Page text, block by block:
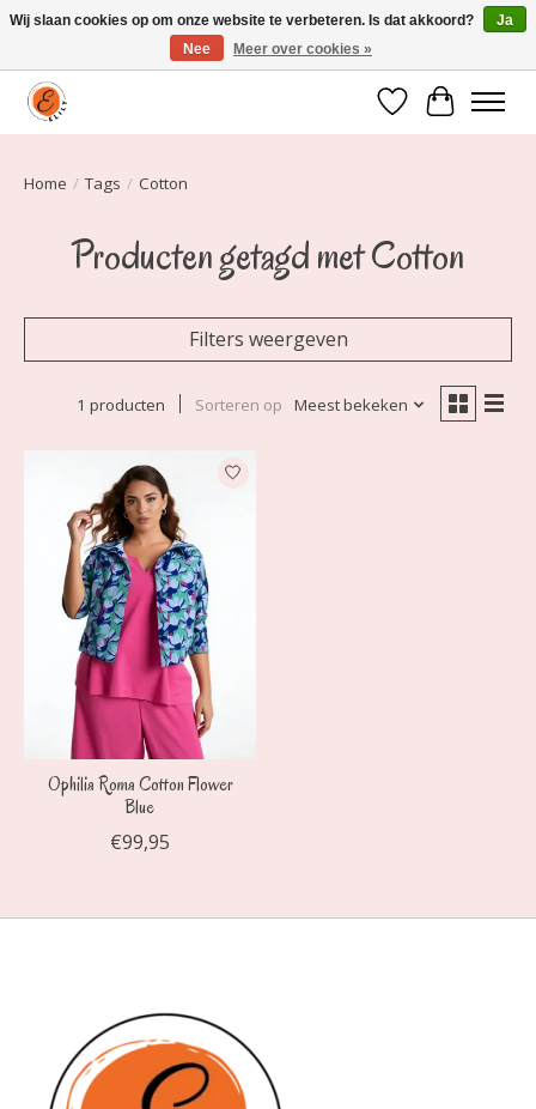
Elily is er om jou te laten stralen! Mode vanaf maat 34 t/m 54
Verlanglijst
Home / Tags / Cotton
Producten getagd met Cotton
Filters weergeven
1 producten Sorteren op Meest bekeken
Ophilia Roma Cotton Flower
Blue
€99,95
Wij slaan cookies op om onze website te verbeteren. Is dat akkoord?
Ja
Nee
Meer over cookies »